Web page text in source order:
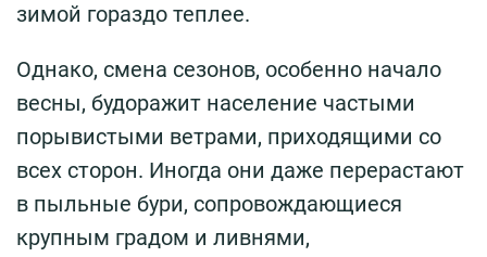
зимой гораздо теплее.
Однако, смена сезонов, особенно начало
весны, будоражит население частыми
порывистыми ветрами, приходящими со
всех сторон. Иногда они даже перерастают
в пыльные бури, сопровождающиеся
крупным градом и ливнями,